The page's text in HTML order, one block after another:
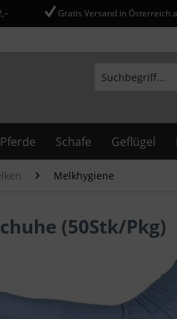
Gratis Versand in Österreich
Pferde Schafe Geflügel
Melkhygiene
(50Stk/Pkg)